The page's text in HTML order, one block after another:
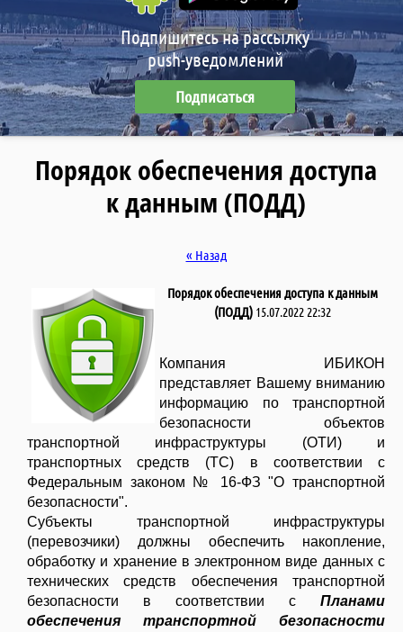
Подпишитесь на рассылку
push-уведомлений
Подписаться
Порядок обеспечения доступа
к данным (ПОДД)
« Назад
Порядок обеспечения доступа к данным
(ПОДД)15.07.2022 22:32
Компания ИБИКОН
представляет Вашему вниманию
информацию по транспортной
безопасности объектов
транспортной инфраструктуры (ОТИ) и
транспортных средств (ТС) в соответствии с
Федеральным законом № 16-ФЗ "О транспортной
безопасности".
Субъекты транспортной инфраструктуры
(перевозчики) должны обеспечить накопление,
обработку и хранение в электронном виде данных с
технических средств обеспечения транспортной
безопасности в соответствии с Планами
обеспечения транспортной безопасности